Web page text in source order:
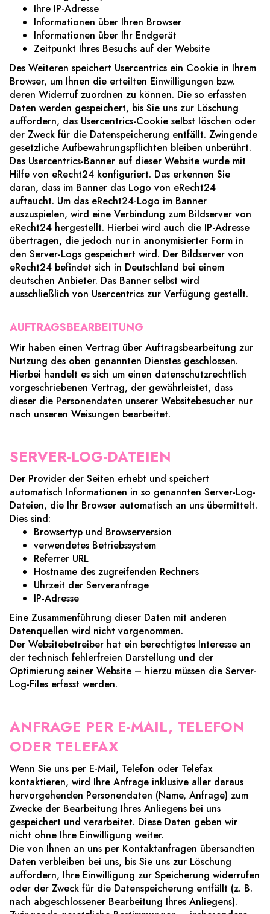
Ihre IP-Adresse
Informationen über Ihren Browser
Informationen über Ihr Endgerät
Zeitpunkt Ihres Besuchs auf der Website
Des Weiteren speichert Usercentrics ein Cookie in Ihrem
Browser, um Ihnen die erteilten Einwilligungen bzw.
deren Widerruf zuordnen zu können. Die so erfassten
Daten werden gespeichert, bis Sie uns zur Löschung
auffordern, das Usercentrics-Cookie selbst löschen oder
der Zweck für die Datenspeicherung entfällt. Zwingende
gesetzliche Aufbewahrungspflichten bleiben unberührt.
Das Usercentrics-Banner auf dieser Website wurde mit
Hilfe von eRecht24 konfiguriert. Das erkennen Sie
daran, dass im Banner das Logo von eRecht24
auftaucht. Um das eRecht24-Logo im Banner
auszuspielen, wird eine Verbindung zum Bildserver von
eRecht24 hergestellt. Hierbei wird auch die IP-Adresse
übertragen, die jedoch nur in anonymisierter Form in
den Server-Logs gespeichert wird. Der Bildserver von
eRecht24 befindet sich in Deutschland bei einem
deutschen Anbieter. Das Banner selbst wird
ausschließlich von Usercentrics zur Verfügung gestellt.
AUFTRAGSBEARBEITUNG
Wir haben einen Vertrag über Auftragsbearbeitung zur
Nutzung des oben genannten Dienstes geschlossen.
Hierbei handelt es sich um einen datenschutzrechtlich
vorgeschriebenen Vertrag, der gewährleistet, dass
dieser die Personendaten unserer Websitebesucher nur
nach unseren Weisungen bearbeitet.
SERVER-LOG-DATEIEN
Der Provider der Seiten erhebt und speichert
automatisch Informationen in so genannten Server-Log-
Dateien, die Ihr Browser automatisch an uns übermittelt.
Dies sind:
Browsertyp und Browserversion
verwendetes Betriebssystem
Referrer URL
Hostname des zugreifenden Rechners
Uhrzeit der Serveranfrage
IP-Adresse
Eine Zusammenführung dieser Daten mit anderen
Datenquellen wird nicht vorgenommen.
Der Websitebetreiber hat ein berechtigtes Interesse an
der technisch fehlerfreien Darstellung und der
Optimierung seiner Website – hierzu müssen die Server-
Log-Files erfasst werden.
ANFRAGE PER E-MAIL, TELEFON
ODER TELEFAX
Wenn Sie uns per E-Mail, Telefon oder Telefax
kontaktieren, wird Ihre Anfrage inklusive aller daraus
hervorgehenden Personendaten (Name, Anfrage) zum
Zwecke der Bearbeitung Ihres Anliegens bei uns
gespeichert und verarbeitet. Diese Daten geben wir
nicht ohne Ihre Einwilligung weiter.
Die von Ihnen an uns per Kontaktanfragen übersandten
Daten verbleiben bei uns, bis Sie uns zur Löschung
auffordern, Ihre Einwilligung zur Speicherung widerrufen
oder der Zweck für die Datenspeicherung entfällt (z. B.
nach abgeschlossener Bearbeitung Ihres Anliegens).